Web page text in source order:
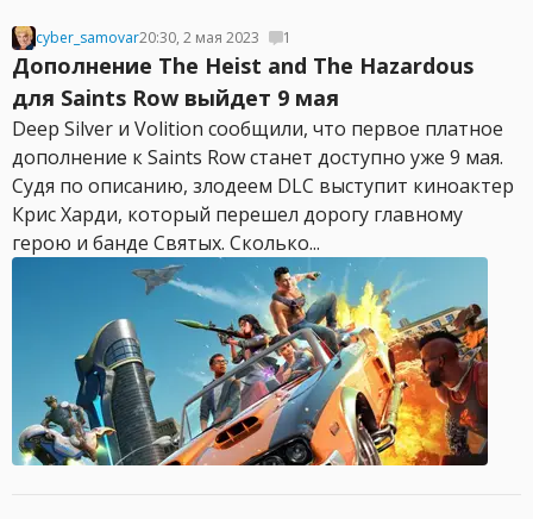
cyber_samovar20:30, 2 мая 2023 1
Дополнение The Heist and The Hazardous
для Saints Row выйдет 9 мая
Deep Silver и Volition сообщили, что первое платное
дополнение к Saints Row станет доступно уже 9 мая.
Судя по описанию, злодеем DLC выступит киноактер
Крис Харди, который перешел дорогу главному
герою и банде Святых. Сколько...